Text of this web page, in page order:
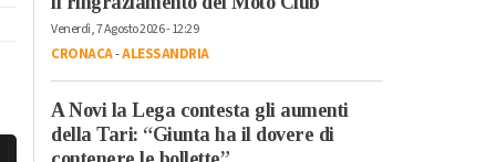
Venerdì, 7 Agosto 2026 - 12:29
CRONACA-ALESSANDRIA
A Novi la Lega contesta gli aumenti
della Tari: “Giunta ha il dovere di